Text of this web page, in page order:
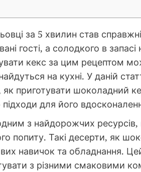
за 5 хвилин став
гості, а солодкого в
кекс за цим рецептом
на кухні. У даній
приготувати шоколадний
для його
з найдорожчих ресурсів,
попиту. Такі десерти, як
навичок та обладнання.
з різними смаковими